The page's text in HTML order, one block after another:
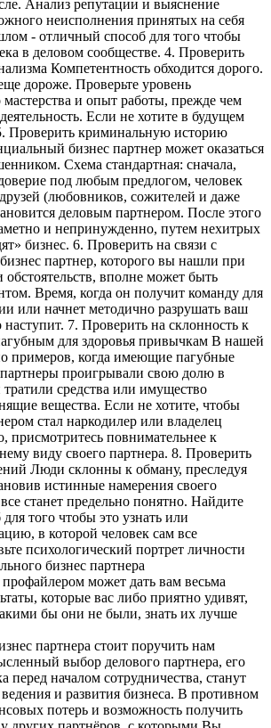
Анализ репутации и выяснение
неисполнения принятых на себя
- отличный способ для того чтобы
в деловом сообществе. 4. Проверить
Компетентность обходится дорого.
дороже. Проверьте уровень
мастерства и опыт работы, прежде чем
Если не хотите в будущем
Проверить криминальную историю
бизнес партнер может оказаться
Схема стандартная: сначала,
под любым предлогом, человек
(любовников, сожителей и даже
деловым партнером. После этого
и непринужденно, путем нехитрых
бизнес. 6. Проверить на связи с
партнер, которого вы нашли при
обстоятельств, вполне может быть
Время, когда он получит команду для
или начнет методично разрушать ваш
7. Проверить на склонность к
для здоровья привычкам В нашей
примеров, когда имеющие пагубные
проигрывали свою долю в
средства или имущество
вещества. Если не хотите, чтобы
стал наркодилер или владелец
присмотритесь повнимательнее к
виду своего партнера. 8. Проверить
Люди склонны к обману, преследуя
истинные намерения своего
станет предельно понятно. Найдите
того чтобы это узнать или
в которой человек сам все
психологический портрет личности
бизнес партнера
может дать вам весьма
которые вас либо приятно удивят,
бы они не были, знать их лучше
партнера стоит поручить нам
выбор делового партнера, его
перед началом сотрудничества, станут
и развития бизнеса. В противном
потерь и возможность получить